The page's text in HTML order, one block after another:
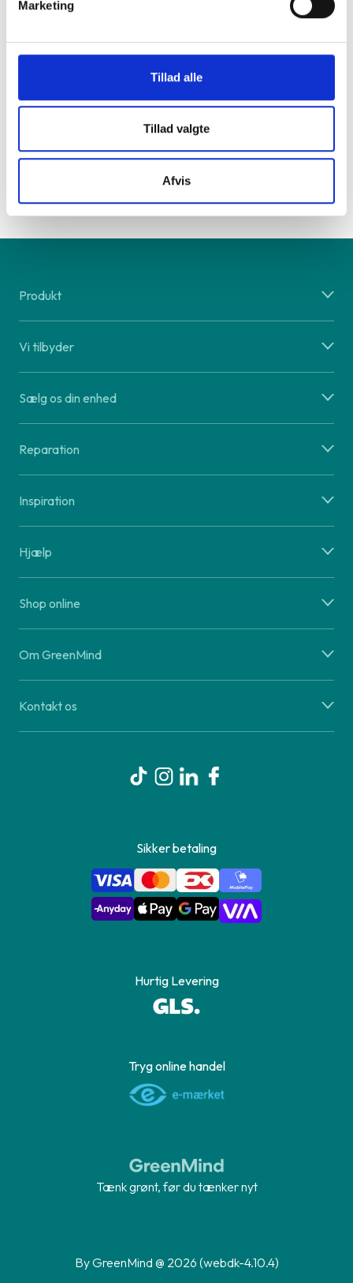
Marketing
Tillad alle
Tillad valgte
Afvis
Danmark
Find din lokale forretningher
Produkt
Vi tilbyder
Sælg os din enhed
Reparation
Inspiration
Hjælp
Shop online
Om GreenMind
Kontakt os
Sikker betaling
Hurtig Levering
Tryg online handel
Tænk grønt, før du tænker nyt
By GreenMind @ 2026 (webdk-4.10.4)